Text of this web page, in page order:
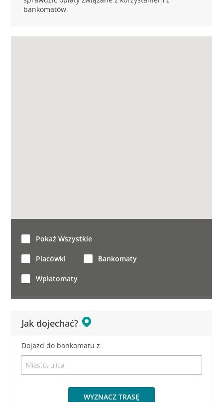
bankomatów.
Jak dojechać?
Dojazd do bankomatu z:
WYZNACZ TRASĘ
Pokaż Wszystkie
Placówki Bankomaty
Wpłatomaty